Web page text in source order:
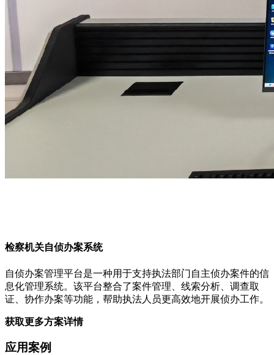
检察机关自侦办案系统
自侦办案管理平台是一种用于支持执法部门自主侦办案件的信
息化管理系统。该平台整合了案件管理、线索分析、调查取
证、协作办案等功能，帮助执法人员更高效地开展侦办工作。
获取更多方案详情
应用案例